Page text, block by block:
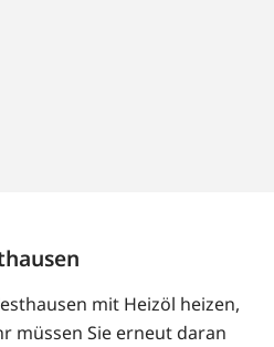
mit Heizöl heizen,
müssen Sie erneut daran